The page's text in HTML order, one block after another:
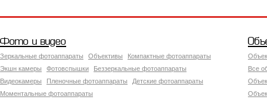
Фото и видео
Зеркальные фотоаппараты Объективы
Компактные фотоаппараты
Экшн камеры
Фотовспышки
Беззеркальные фотоаппараты
Видеокамеры
Пленочные фотоаппараты
Детские фотоаппараты
Моментальные фотоаппараты
Все